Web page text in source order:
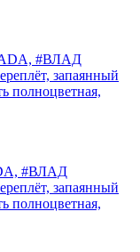
#ВЛАД
запаянный
полноцветная,